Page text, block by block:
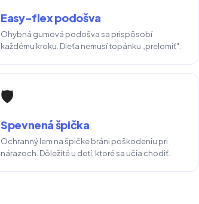
Easy-flex podošva
Ohybná gumová podošva sa prispôsobí
každému kroku. Dieťa nemusí topánku „prelomiť".
🛡️
Spevnená špička
Ochranný lem na špičke bráni poškodeniu pri
nárazoch. Dôležité u detí, ktoré sa učia chodiť.